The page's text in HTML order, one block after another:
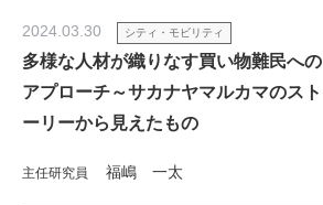
2024.03.30 シティ・モビリティ
多様な人材が織りなす買い物難民への
アプローチ～サカナヤマルカマのスト
ーリーから見えたもの
主任研究員 福嶋 一太